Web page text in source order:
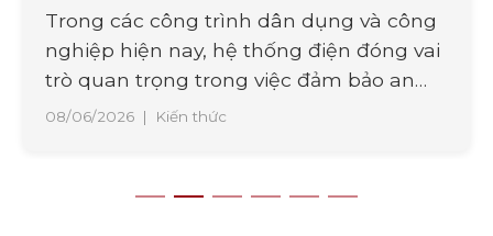
Trong các công trình dân dụng và công
nghiệp hiện nay, hệ thống điện đóng vai
trò quan trọng trong việc đảm bảo an
toàn và vận hành ổn định. Bên cạnh chất
quan tâm. Một trong [...]
08/06/2026 | Kiến thức